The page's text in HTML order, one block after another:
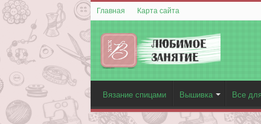
Главная Карта сайта
Вязание спицами Вышивка Все